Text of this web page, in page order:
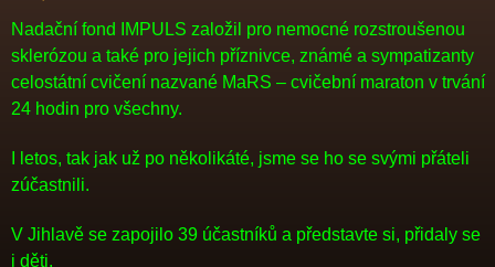
Nadační fond IMPULS založil pro nemocné rozstroušenou
sklerózou a také pro jejich příznivce, známé a sympatizanty
celostátní cvičení nazvané MaRS – cvičební maraton v trvání
24 hodin pro všechny.
I letos, tak jak už po několikáté, jsme se ho se svými přáteli
zúčastnili.
V Jihlavě se zapojilo 39 účastníků a představte si, přidaly se
i děti.